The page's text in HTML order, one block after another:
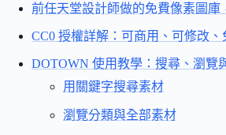
前任天堂設計師做的免費像素圖庫
CC0 授權詳解：可商用、可修改、
DOTOWN 使用教學：搜尋、瀏覽
用關鍵字搜尋素材
瀏覽分類與全部素材